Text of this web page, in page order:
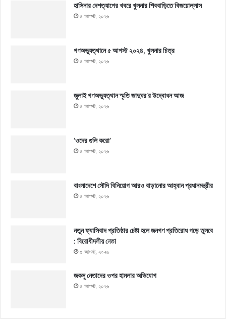
হাসিনার দেশত্যাগের খবরে খুলনার শিববাড়িতে বিজয়োল্লাস
৫ আগস্ট, ২০২৬
গণঅভ্যুত্থানে ৫ আগস্ট ২০২৪, খুলনার চিত্র
৫ আগস্ট, ২০২৬
জুলাই গণঅভ্যুত্থান স্মৃতি জাদুঘর’র উদ্বোধন আজ
৫ আগস্ট, ২০২৬
‘ওদের গুলি করো’
৫ আগস্ট, ২০২৬
বাংলাদেশে সৌদি বিনিয়োগ আরও বাড়ানোর আহ্বান প্রধানমন্ত্রীর
৫ আগস্ট, ২০২৬
নতুন ফ্যাসিবাদ প্রতিষ্ঠার চেষ্টা হলে জনগণ প্রতিরোধ গড়ে তুলবে
: বিরোধীদলীয় নেতা
৫ আগস্ট, ২০২৬
জকসু নেতাদের ওপর হামলার অভিযোগ
৫ আগস্ট, ২০২৬